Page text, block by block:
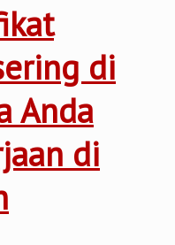
di
Anda
di